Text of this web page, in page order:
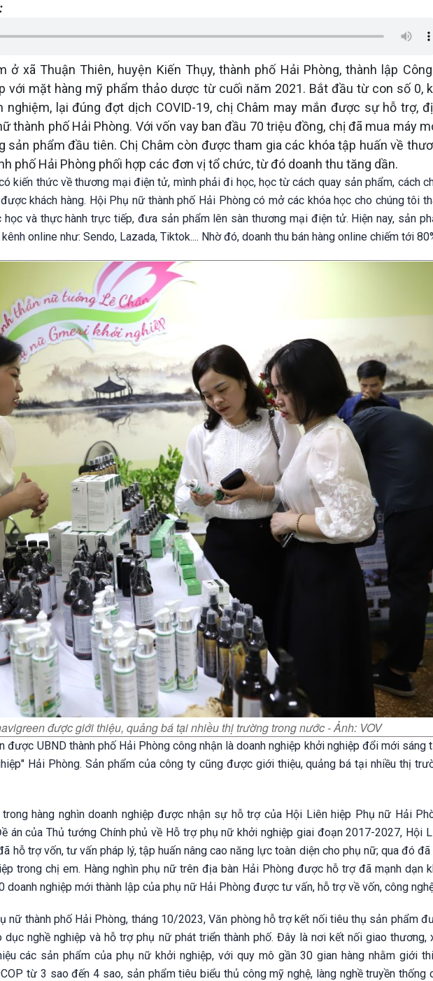
ở xã Thuận Thiên, huyện Kiến Thụy, thành phố Hải Phòng, thành lập
với mặt hàng mỹ phẩm thảo dược từ cuối năm 2021. Bắt đầu từ con số 0,
nghiệm, lại đúng đợt dịch COVID-19, chị Châm may mắn được sự hỗ trợ,
thành phố Hải Phòng. Với vốn vay ban đầu 70 triệu đồng, chị đã mua máy
sản phẩm đầu tiên. Chị Châm còn được tham gia các khóa tập huấn về
phố Hải Phòng phối hợp các đơn vị tổ chức, từ đó doanh thu tăng dần.
kiến thức về thương mại điện tử, mình phải đi học, học từ cách quay sản phẩm, cách
khách hàng. Hội Phụ nữ thành phố Hải Phòng có mở các khóa học cho chúng tôi
và thực hành trực tiếp, đưa sản phẩm lên sàn thương mại điện tử. Hiện nay, sản
online như: Sendo, Lazada, Tiktok.... Nhờ đó, doanh thu bán hàng online chiếm tới
được giới thiệu, quảng bá tại nhiều thị trường trong nước - Ảnh: VOV
được UBND thành phố Hải Phòng công nhận là doanh nghiệp khởi nghiệp đổi mới sáng
Hải Phòng. Sản phẩm của công ty cũng được giới thiệu, quảng bá tại nhiều thị
hàng nghìn doanh nghiệp được nhận sự hỗ trợ của Hội Liên hiệp Phụ nữ Hải
án của Thủ tướng Chính phủ về Hỗ trợ phụ nữ khởi nghiệp giai đoạn 2017-2027, Hội
hỗ trợ vốn, tư vấn pháp lý, tập huấn nâng cao năng lực toàn diện cho phụ nữ; qua đó đã
trong chị em. Hàng nghìn phụ nữ trên địa bàn Hải Phòng được hỗ trợ đã mạnh dạn
doanh nghiệp mới thành lập của phụ nữ Hải Phòng được tư vấn, hỗ trợ về vốn, công
nữ thành phố Hải Phòng, tháng 10/2023, Văn phòng hỗ trợ kết nối tiêu thụ sản phẩm
nghề nghiệp và hỗ trợ phụ nữ phát triển thành phố. Đây là nơi kết nối giao thương,
các sản phẩm của phụ nữ khởi nghiệp, với quy mô gần 30 gian hàng nhằm giới
từ 3 sao đến 4 sao, sản phẩm tiêu biểu thủ công mỹ nghệ, làng nghề truyền thống